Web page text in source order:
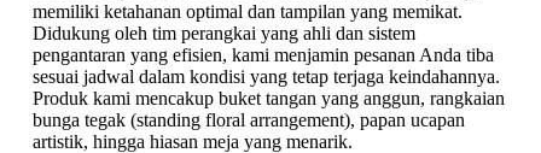
memiliki ketahanan optimal dan tampilan yang memikat.
Didukung oleh tim perangkai yang ahli dan sistem
pengantaran yang efisien, kami menjamin pesanan Anda tiba
sesuai jadwal dalam kondisi yang tetap terjaga keindahannya.
Produk kami mencakup buket tangan yang anggun, rangkaian
bunga tegak (standing floral arrangement), papan ucapan
artistik, hingga hiasan meja yang menarik.